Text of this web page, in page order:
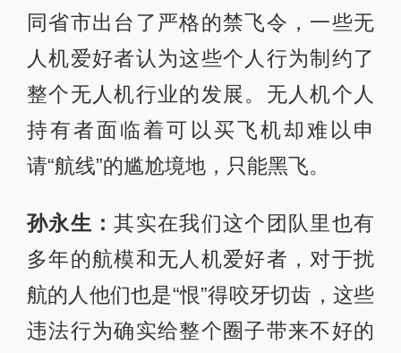
同省市出台了严格的禁飞令，一些无
人机爱好者认为这些个人行为制约了
整个无人机行业的发展。无人机个人
持有者面临着可以买飞机却难以申
请“航线”的尴尬境地，只能黑飞。
孙永生：其实在我们这个团队里也有
多年的航模和无人机爱好者，对于扰
航的人他们也是“恨”得咬牙切齿，这些
违法行为确实给整个圈子带来不好的